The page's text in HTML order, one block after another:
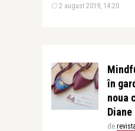
2 august 2019, 14:20
în
noua
de